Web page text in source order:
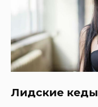
Лидские кеды